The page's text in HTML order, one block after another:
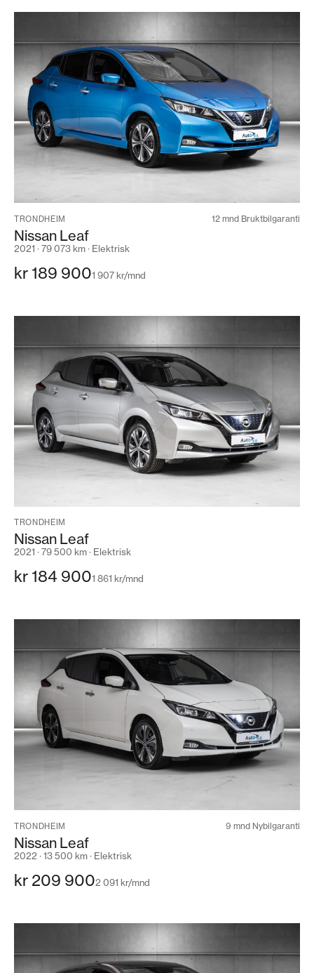
TRONDHEIM 12 mnd Bruktbilgaranti
Nissan Leaf
2021 · 79 073 km · Elektrisk
kr 189 9001 907 kr/mnd
TRONDHEIM
Nissan Leaf
2021 · 79 500 km · Elektrisk
kr 184 9001 861 kr/mnd
TRONDHEIM 9 mnd Nybilgaranti
Nissan Leaf
2022 · 13 500 km · Elektrisk
kr 209 9002 091 kr/mnd